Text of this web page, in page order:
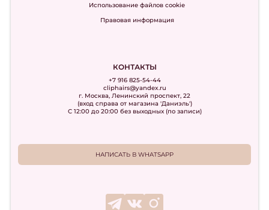
Использование файлов cookie
Правовая информация
КОНТАКТЫ
+7 916 825-54-44
cliphairs@yandex.ru
г. Москва, Ленинский проспект, 22
(вход справа от магазина 'Даниэль')
С 12:00 до 20:00 без выходных (по записи)
НАПИСАТЬ В WHATSAPP